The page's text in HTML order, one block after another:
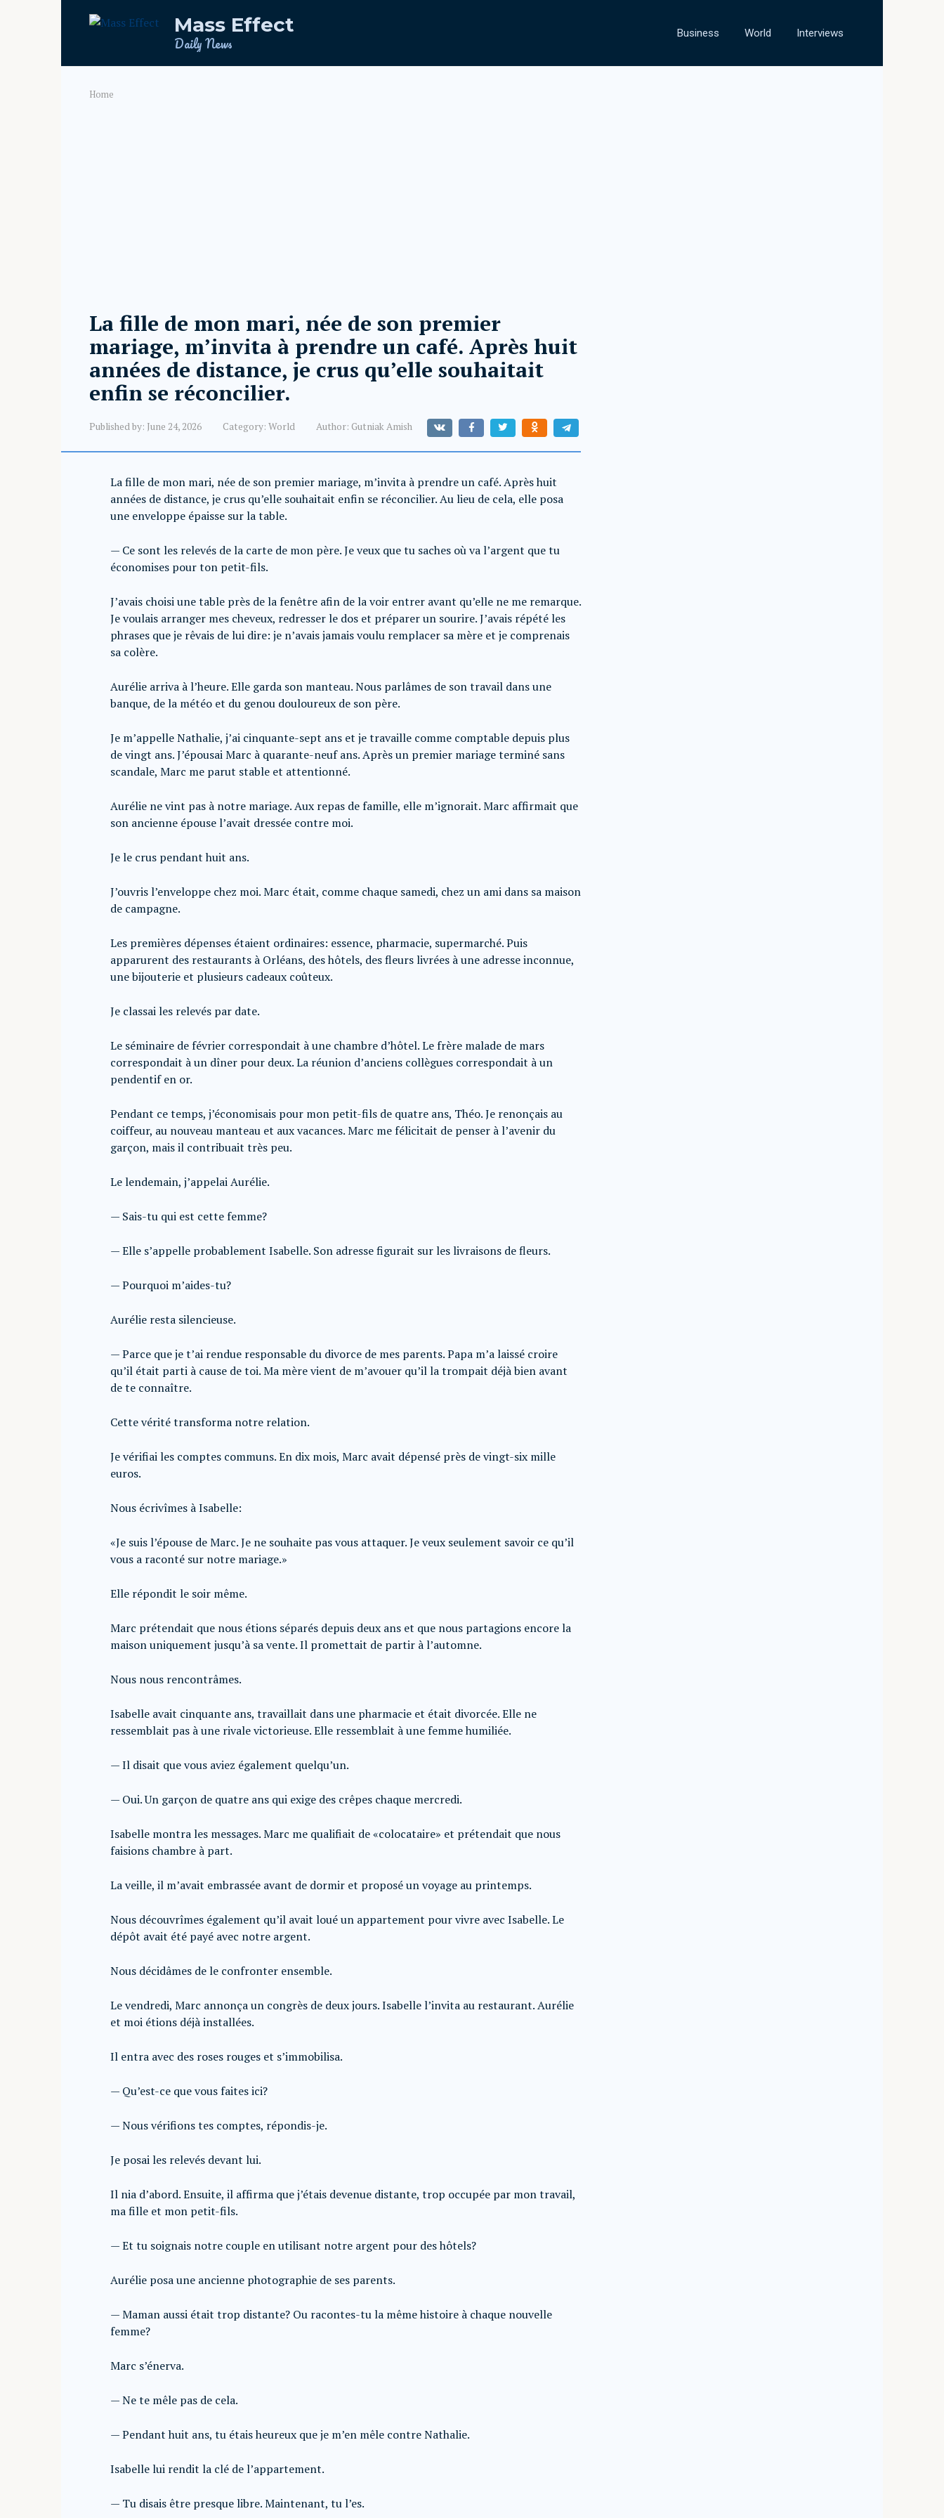
Mass Effect
Daily News
Business World Interviews
Home
La fille de mon mari, née de son premier
mariage, m’invita à prendre un café. Après huit
années de distance, je crus qu’elle souhaitait
enfin se réconcilier.
Published by: June 24, 2026 Category: World Author: Gutniak Amish
La fille de mon mari, née de son premier mariage, m’invita à prendre un café. Après huit
années de distance, je crus qu’elle souhaitait enfin se réconcilier. Au lieu de cela, elle posa
une enveloppe épaisse sur la table.
— Ce sont les relevés de la carte de mon père. Je veux que tu saches où va l’argent que tu
économises pour ton petit-fils.
J’avais choisi une table près de la fenêtre afin de la voir entrer avant qu’elle ne me remarque.
Je voulais arranger mes cheveux, redresser le dos et préparer un sourire. J’avais répété les
phrases que je rêvais de lui dire: je n’avais jamais voulu remplacer sa mère et je comprenais
sa colère.
Aurélie arriva à l’heure. Elle garda son manteau. Nous parlâmes de son travail dans une
banque, de la météo et du genou douloureux de son père.
Je m’appelle Nathalie, j’ai cinquante-sept ans et je travaille comme comptable depuis plus
de vingt ans. J’épousai Marc à quarante-neuf ans. Après un premier mariage terminé sans
scandale, Marc me parut stable et attentionné.
Aurélie ne vint pas à notre mariage. Aux repas de famille, elle m’ignorait. Marc affirmait que
son ancienne épouse l’avait dressée contre moi.
Je le crus pendant huit ans.
J’ouvris l’enveloppe chez moi. Marc était, comme chaque samedi, chez un ami dans sa maison
de campagne.
Les premières dépenses étaient ordinaires: essence, pharmacie, supermarché. Puis
apparurent des restaurants à Orléans, des hôtels, des fleurs livrées à une adresse inconnue,
une bijouterie et plusieurs cadeaux coûteux.
Je classai les relevés par date.
Le séminaire de février correspondait à une chambre d’hôtel. Le frère malade de mars
correspondait à un dîner pour deux. La réunion d’anciens collègues correspondait à un
pendentif en or.
Pendant ce temps, j’économisais pour mon petit-fils de quatre ans, Théo. Je renonçais au
coiffeur, au nouveau manteau et aux vacances. Marc me félicitait de penser à l’avenir du
garçon, mais il contribuait très peu.
Le lendemain, j’appelai Aurélie.
— Sais-tu qui est cette femme?
— Elle s’appelle probablement Isabelle. Son adresse figurait sur les livraisons de fleurs.
— Pourquoi m’aides-tu?
Aurélie resta silencieuse.
— Parce que je t’ai rendue responsable du divorce de mes parents. Papa m’a laissé croire
qu’il était parti à cause de toi. Ma mère vient de m’avouer qu’il la trompait déjà bien avant
de te connaître.
Cette vérité transforma notre relation.
Je vérifiai les comptes communs. En dix mois, Marc avait dépensé près de vingt-six mille
euros.
Nous écrivîmes à Isabelle:
«Je suis l’épouse de Marc. Je ne souhaite pas vous attaquer. Je veux seulement savoir ce qu’il
vous a raconté sur notre mariage.»
Elle répondit le soir même.
Marc prétendait que nous étions séparés depuis deux ans et que nous partagions encore la
maison uniquement jusqu’à sa vente. Il promettait de partir à l’automne.
Nous nous rencontrâmes.
Isabelle avait cinquante ans, travaillait dans une pharmacie et était divorcée. Elle ne
ressemblait pas à une rivale victorieuse. Elle ressemblait à une femme humiliée.
— Il disait que vous aviez également quelqu’un.
— Oui. Un garçon de quatre ans qui exige des crêpes chaque mercredi.
Isabelle montra les messages. Marc me qualifiait de «colocataire» et prétendait que nous
faisions chambre à part.
La veille, il m’avait embrassée avant de dormir et proposé un voyage au printemps.
Nous découvrîmes également qu’il avait loué un appartement pour vivre avec Isabelle. Le
dépôt avait été payé avec notre argent.
Nous décidâmes de le confronter ensemble.
Le vendredi, Marc annonça un congrès de deux jours. Isabelle l’invita au restaurant. Aurélie
et moi étions déjà installées.
Il entra avec des roses rouges et s’immobilisa.
— Qu’est-ce que vous faites ici?
— Nous vérifions tes comptes, répondis-je.
Je posai les relevés devant lui.
Il nia d’abord. Ensuite, il affirma que j’étais devenue distante, trop occupée par mon travail,
ma fille et mon petit-fils.
— Et tu soignais notre couple en utilisant notre argent pour des hôtels?
Aurélie posa une ancienne photographie de ses parents.
— Maman aussi était trop distante? Ou racontes-tu la même histoire à chaque nouvelle
femme?
Marc s’énerva.
— Ne te mêle pas de cela.
— Pendant huit ans, tu étais heureux que je m’en mêle contre Nathalie.
Isabelle lui rendit la clé de l’appartement.
— Tu disais être presque libre. Maintenant, tu l’es.